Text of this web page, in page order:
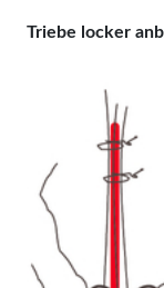
Triebe locker